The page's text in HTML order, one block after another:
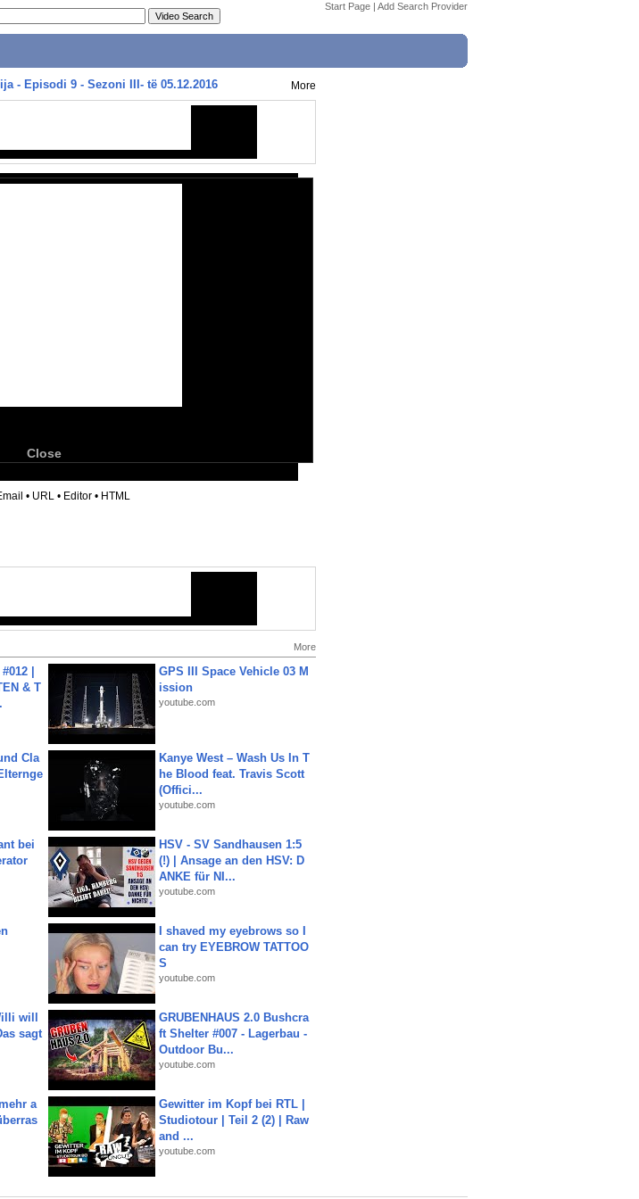
Start Page | Add Search Provider
- Episodi 9 - Sezoni III- të 05.12.2016 More
Close
• URL • Editor • HTML
More
|
& T
GPS III Space Vehicle 03 M
ission
youtube.com
Cla
Kanye West – Wash Us In T
he Blood feat. Travis Scott
(Offici...
youtube.com
bei
HSV - SV Sandhausen 1:5
(!) | Ansage an den HSV: D
ANKE für NI...
youtube.com
I shaved my eyebrows so I
can try EYEBROW TATTOO
S
youtube.com
will
sagt
GRUBENHAUS 2.0 Bushcra
ft Shelter #007 - Lagerbau -
Outdoor Bu...
youtube.com
a
Gewitter im Kopf bei RTL |
Studiotour | Teil 2 (2) | Raw
and ...
youtube.com